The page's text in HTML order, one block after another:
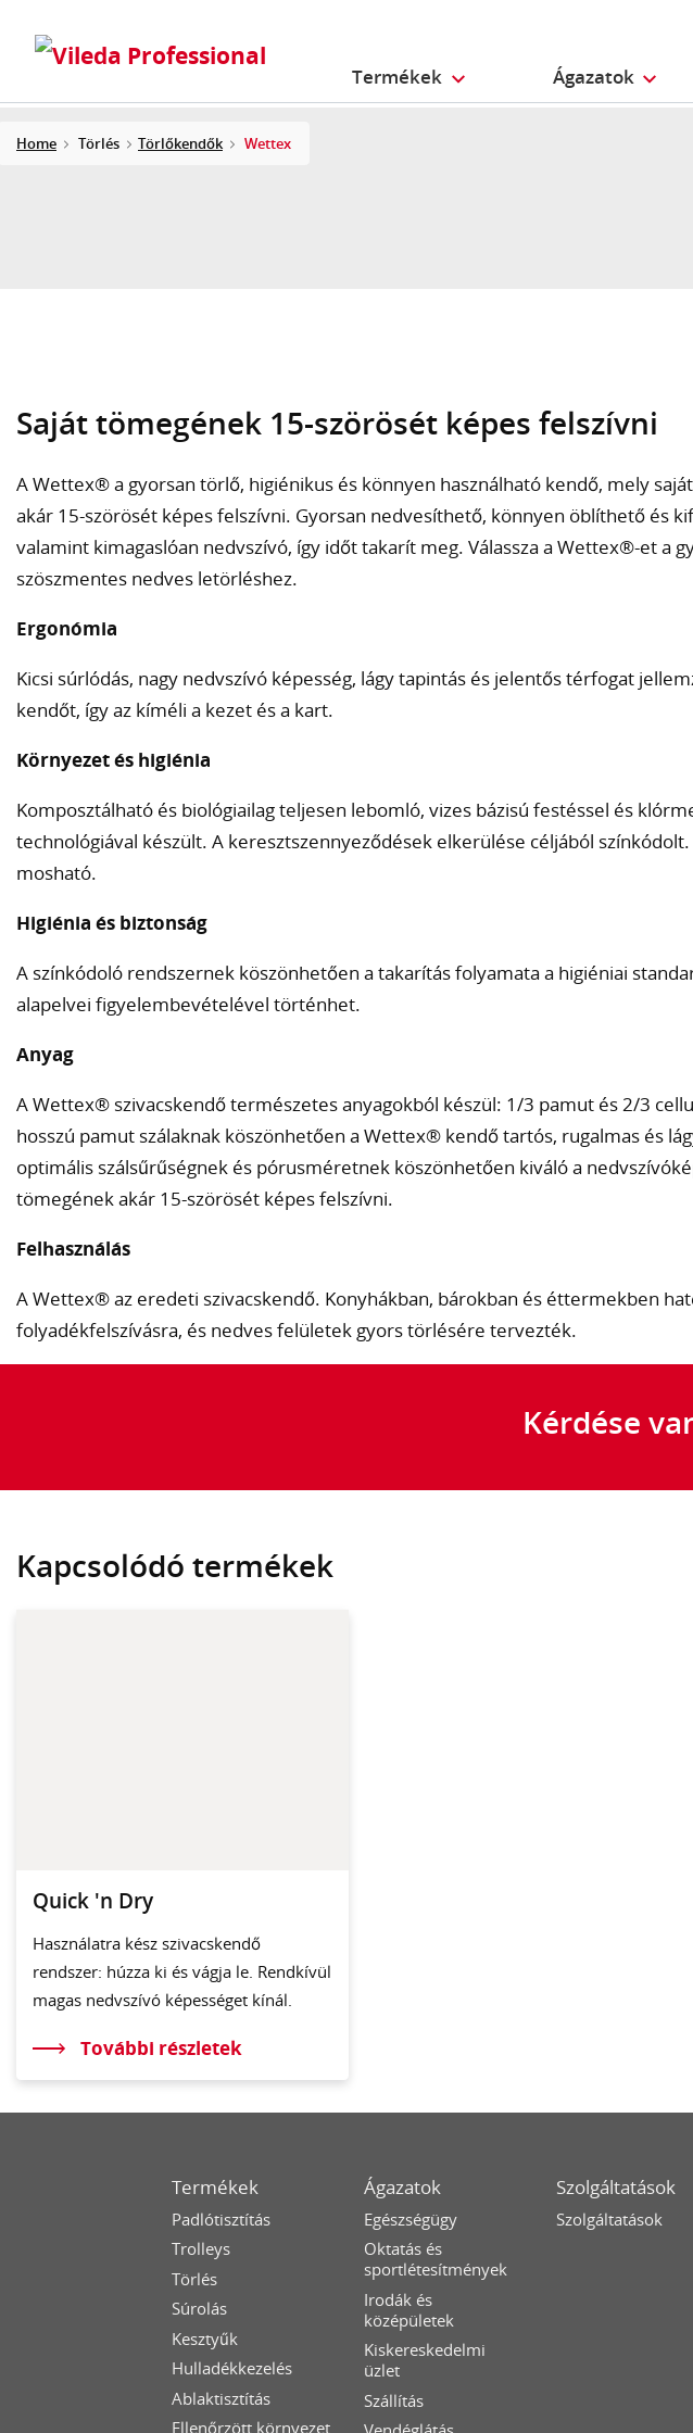
Termékek Ágazatok
Home Törlés Törlőkendők Wettex
Saját tömegének 15-szörösét képes felszívni
A Wettex® a gyorsan törlő, higiénikus és könnyen használható kendő, mely
akár 15-szörösét képes felszívni. Gyorsan nedvesíthető, könnyen öblíthető és
valamint kimagaslóan nedvszívó, így időt takarít meg. Válassza a Wettex®-et a
szöszmentes nedves letörléshez.
Ergonómia
Kicsi súrlódás, nagy nedvszívó képesség, lágy tapintás és jelentős térfogat
kendőt, így az kíméli a kezet és a kart.
Környezet és higiénia
Komposztálható és biológiailag teljesen lebomló, vizes bázisú festéssel és
technológiával készült. A keresztszennyeződések elkerülése céljából színkódolt.
mosható.
Higiénia és biztonság
A színkódoló rendszernek köszönhetően a takarítás folyamata a higiéniai
alapelvei figyelembevételével történhet.
Anyag
A Wettex® szivacskendő természetes anyagokból készül: 1/3 pamut és 2/3
hosszú pamut szálaknak köszönhetően a Wettex® kendő tartós, rugalmas és
optimális szálsűrűségnek és pórusméretnek köszönhetően kiváló a
tömegének akár 15-szörösét képes felszívni.
Felhasználás
A Wettex® az eredeti szivacskendő. Konyhákban, bárokban és éttermekben
folyadékfelszívásra, és nedves felületek gyors törlésére tervezték.
Kérdése
Kapcsolódó termékek
Quick 'n Dry
Használatra kész szivacskendő
rendszer: húzza ki és vágja le. Rendkívül
magas nedvszívó képességet kínál.
További részletek
Termékek
Padlótisztítás
Trolleys
Törlés
Súrolás
Kesztyűk
Hulladékkezelés
Ablaktisztítás
Ellenőrzött környezet
Ágazatok
Egészségügy
Oktatás és
sportlétesítmények
Irodák és
középületek
Kiskereskedelmi
üzlet
Szállítás
Szolgáltatások
Szolgáltatások